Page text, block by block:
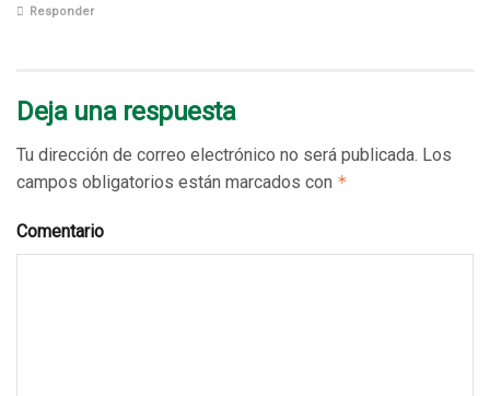
Responder
Deja una respuesta
Tu dirección de correo electrónico no será publicada. Los
campos obligatorios están marcados con *
Comentario